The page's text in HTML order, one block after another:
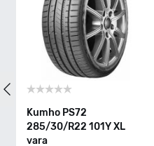
101
Clasa de eficienta
C
Kumho PS72
285/30/R22 101Y XL
vara